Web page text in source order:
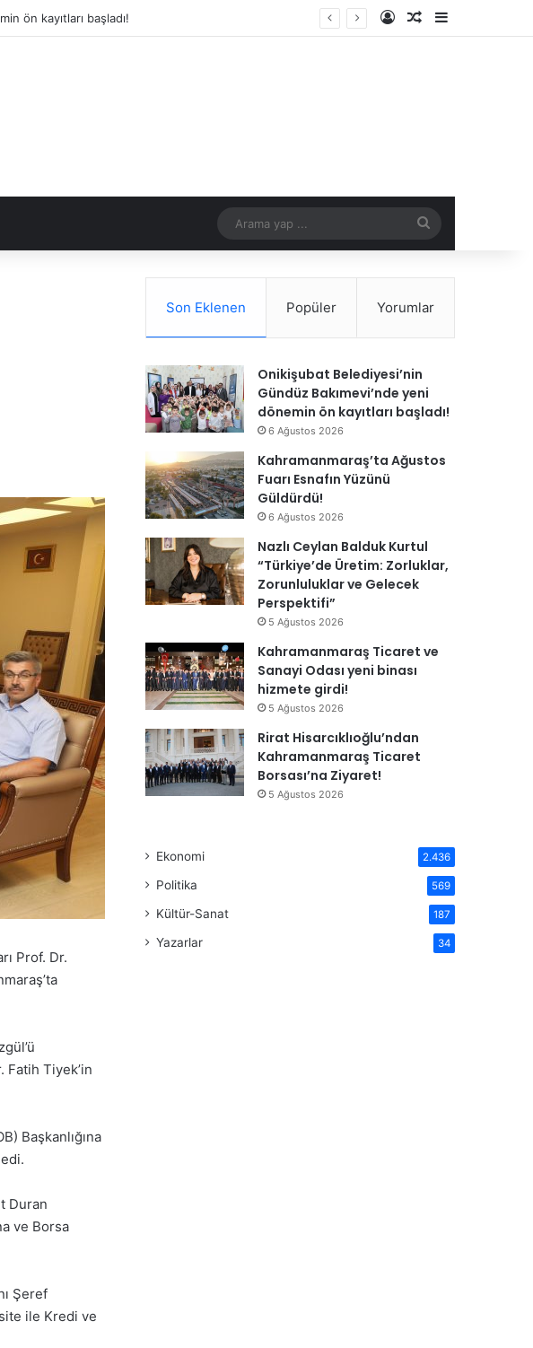
Kayıt OlRastgele Makale
Kenar
yap
Prof. Dr.
Fatih Tiyek’in
Başkanlığına
Duran
ve Borsa
Şeref
ile Kredi ve
Son Eklenen Popüler Yorumlar
Onikişubat Belediyesi’nin
Gündüz Bakımevi’nde yeni
dönemin ön kayıtları başladı!
6 Ağustos 2026
Kahramanmaraş’ta Ağustos
Fuarı Esnafın Yüzünü
Güldürdü!
6 Ağustos 2026
Nazlı Ceylan Balduk Kurtul
“Türkiye’de Üretim: Zorluklar,
Zorunluluklar ve Gelecek
Perspektifi”
5 Ağustos 2026
Kahramanmaraş Ticaret ve
Sanayi Odası yeni binası
hizmete girdi!
5 Ağustos 2026
Rirat Hisarcıklıoğlu’ndan
Kahramanmaraş Ticaret
Borsası’na Ziyaret!
5 Ağustos 2026
Ekonomi 2.436
Politika 569
Kültür-Sanat 187
Yazarlar 34